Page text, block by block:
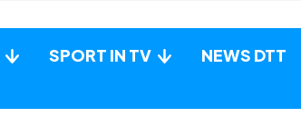
SPORT IN TV NEWS DTT